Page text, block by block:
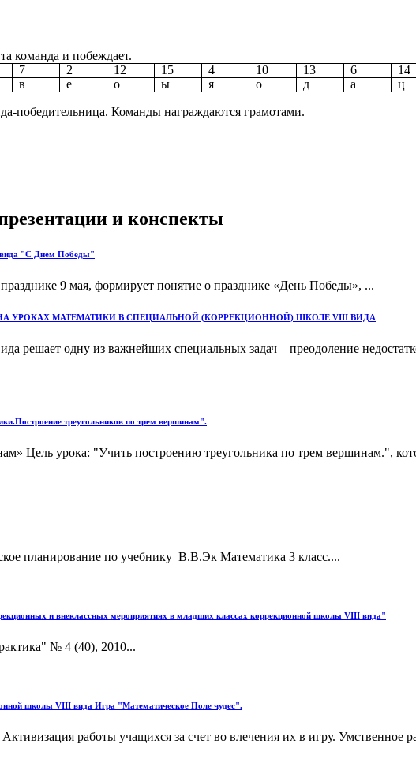
команда и побеждает.
7 2 12 15 4 10 13 6
14
в е о ы я о д а
ц
победительница. Команды награждаются грамотами.
и конспекты
вида "С Днем Победы"
9 мая, формирует понятие о празднике «День Победы», ...
МАТЕМАТИКИ В СПЕЦИАЛЬНОЙ (КОРРЕКЦИОННОЙ) ШКОЛЕ VIII ВИДА
решает одну из важнейших специальных задач – преодоление
треугольников по трем вершинам".
Цель урока: "Учить построению треугольника по трем вершинам.",
планирование по учебнику В.В.Эк Математика 3 класс....
и внеклассных мероприятиях в младших классах коррекционной школы VIII вида"
№ 4 (40), 2010...
школы VIII вида Игра "Математическое Поле чудес".
работы учащихся за счет во влечения их в игру. Умственное